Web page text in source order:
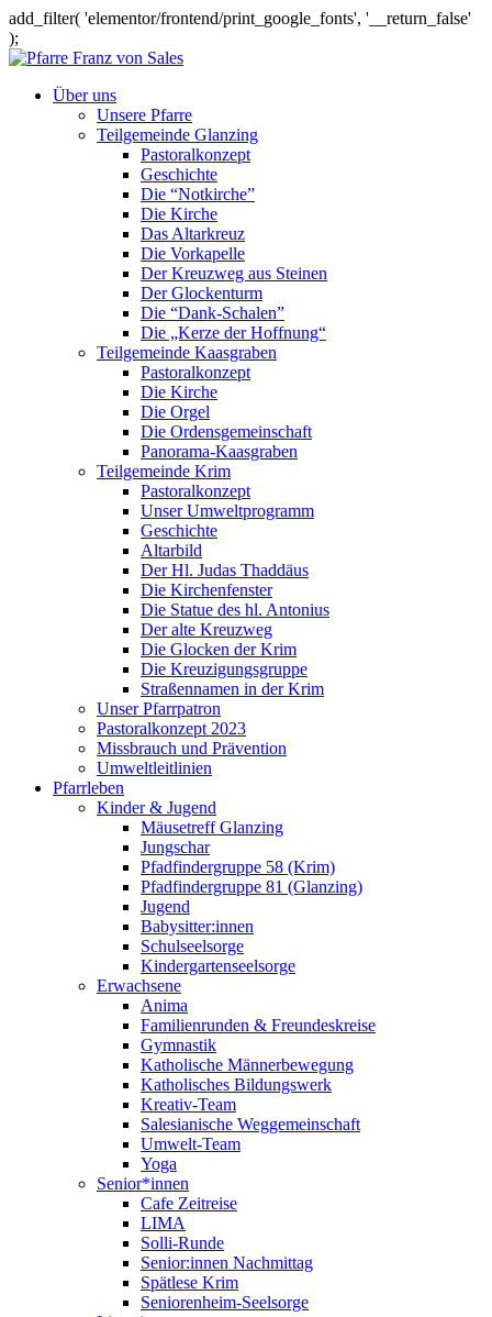
add_filter( 'elementor/frontend/print_google_fonts', '__return_false'
);
Über uns
Unsere Pfarre
Teilgemeinde Glanzing
Pastoralkonzept
Geschichte
Die “Notkirche”
Die Kirche
Das Altarkreuz
Die Vorkapelle
Der Kreuzweg aus Steinen
Der Glockenturm
Die “Dank-Schalen”
Die „Kerze der Hoffnung“
Teilgemeinde Kaasgraben
Pastoralkonzept
Die Kirche
Die Orgel
Die Ordensgemeinschaft
Panorama-Kaasgraben
Teilgemeinde Krim
Pastoralkonzept
Unser Umweltprogramm
Geschichte
Altarbild
Der Hl. Judas Thaddäus
Die Kirchenfenster
Die Statue des hl. Antonius
Der alte Kreuzweg
Die Glocken der Krim
Die Kreuzigungsgruppe
Straßennamen in der Krim
Unser Pfarrpatron
Pastoralkonzept 2023
Missbrauch und Prävention
Umweltleitlinien
Pfarrleben
Kinder & Jugend
Mäusetreff Glanzing
Jungschar
Pfadfindergruppe 58 (Krim)
Pfadfindergruppe 81 (Glanzing)
Jugend
Babysitter:innen
Schulseelsorge
Kindergartenseelsorge
Erwachsene
Anima
Familienrunden & Freundeskreise
Gymnastik
Katholische Männerbewegung
Katholisches Bildungswerk
Kreativ-Team
Salesianische Weggemeinschaft
Umwelt-Team
Yoga
Senior*innen
Cafe Zeitreise
LIMA
Solli-Runde
Senior:innen Nachmittag
Spätlese Krim
Seniorenheim-Seelsorge